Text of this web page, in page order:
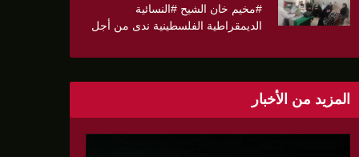
#مخيم خان الشيح #النسائية
الديمقراطية الفلسطينية ندى من أجل
صحية عن ألتهاب الكبد وتوزّع
المزيد من الأخبار